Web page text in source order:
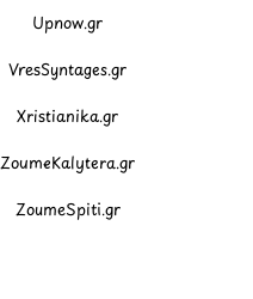
Upnow.gr
VresSyntages.gr
Xristianika.gr
ZoumeKalytera.gr
ZoumeSpiti.gr